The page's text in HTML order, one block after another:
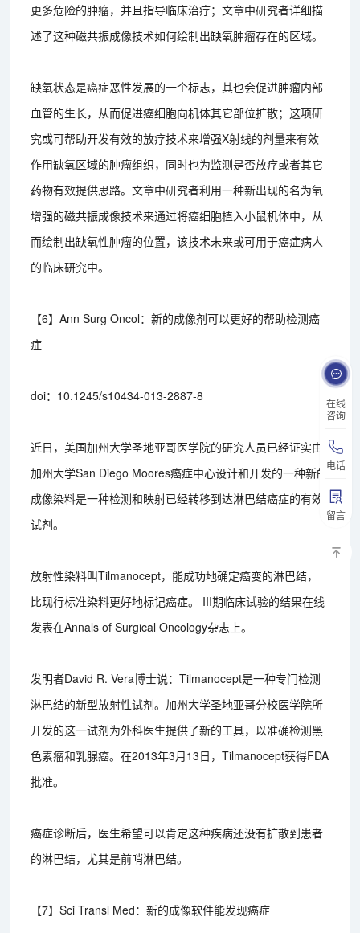
在线
咨询
电话
留言
更多危险的肿瘤，并且指导临床治疗；文章中研究者详细描
述了这种磁共振成像技术如何绘制出缺氧肿瘤存在的区域。
缺氧状态是癌症恶性发展的一个标志，其也会促进肿瘤内部
血管的生长，从而促进癌细胞向机体其它部位扩散；这项研
究或可帮助开发有效的放疗技术来增强X射线的剂量来有效
作用缺氧区域的肿瘤组织，同时也为监测是否放疗或者其它
药物有效提供思路。文章中研究者利用一种新出现的名为氧
增强的磁共振成像技术来通过将癌细胞植入小鼠机体中，从
而绘制出缺氧性肿瘤的位置，该技术未来或可用于癌症病人
的临床研究中。
【6】Ann Surg Oncol：新的成像剂可以更好的帮助检测癌
症
doi：10.1245/s10434-013-2887-8
近日，美国加州大学圣地亚哥医学院的研究人员已经证实由
加州大学San Diego Moores癌症中心设计和开发的一种新的
成像染料是一种检测和映射已经转移到达淋巴结癌症的有效
试剂。
放射性染料叫Tilmanocept，能成功地确定癌变的淋巴结，
比现行标准染料更好地标记癌症。 III期临床试验的结果在线
发表在Annals of Surgical Oncology杂志上。
发明者David R. Vera博士说：Tilmanocept是一种专门检测
淋巴结的新型放射性试剂。加州大学圣地亚哥分校医学院所
开发的这一试剂为外科医生提供了新的工具，以准确检测黑
色素瘤和乳腺癌。在2013年3月13日，Tilmanocept获得FDA
批准。
癌症诊断后，医生希望可以肯定这种疾病还没有扩散到患者
的淋巴结，尤其是前哨淋巴结。
【7】Sci Transl Med：新的成像软件能发现癌症